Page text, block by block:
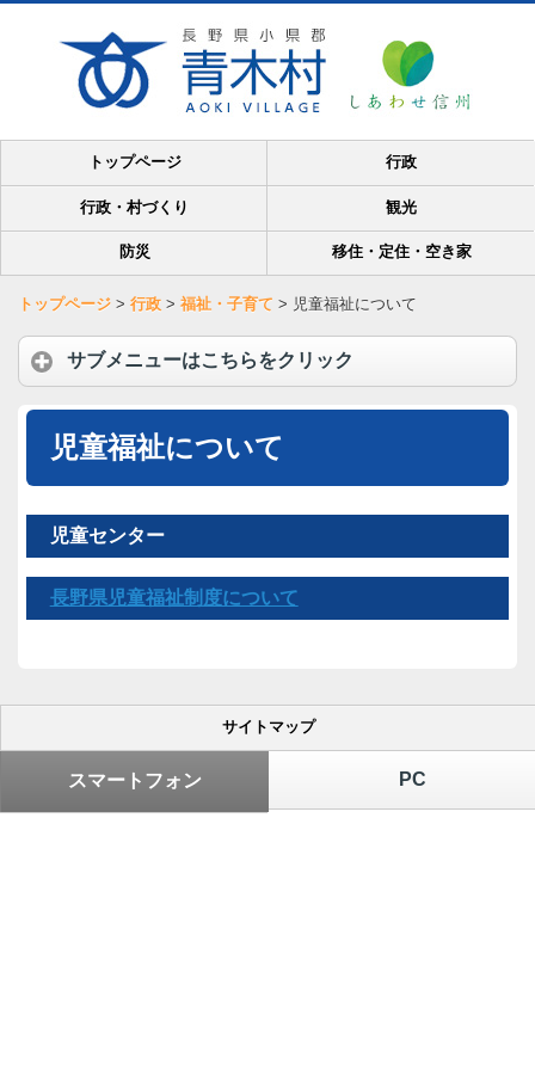
トップページ 行政
行政・村づくり 観光
防災 移住・定住・空き家
トップページ > 行政 > 福祉・子育て > 児童福祉について
サブメニューはこちらをクリック
児童福祉について
児童センター
長野県児童福祉制度について
サイトマップ
PC
スマートフォン